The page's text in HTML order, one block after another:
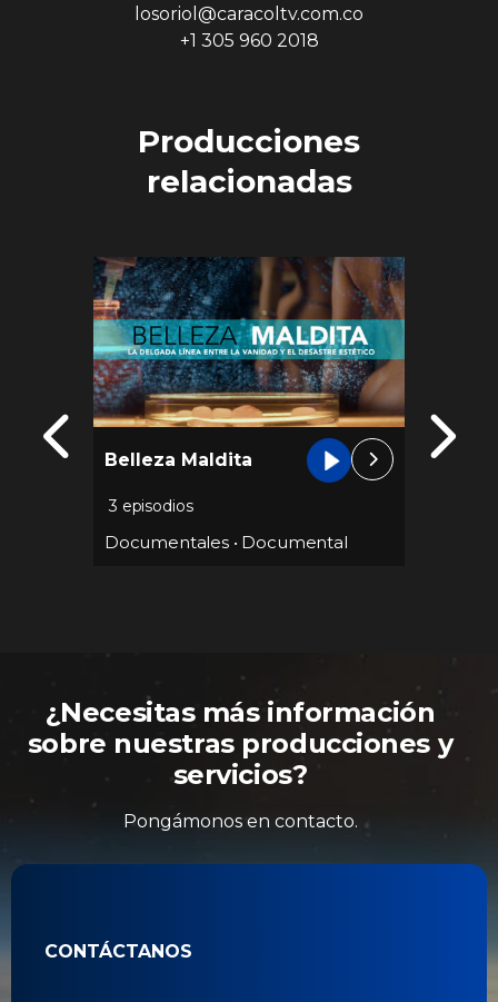
losoriol@caracoltv.com.co
+1 305 960 2018
Producciones
relacionadas
Belleza Maldita
3 episodios
Documentales• Documental
¿Necesitas más información
sobre nuestras producciones y
servicios?
Pongámonos en contacto.
CONTÁCTANOS